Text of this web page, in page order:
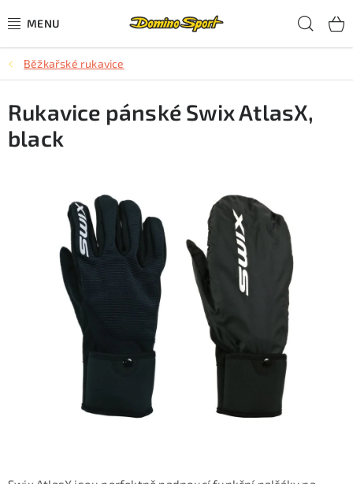
na
CYKLISTIKA
SJEZDOVÉ LYŽOVÁNÍ
SKIALPOVÉ LYŽOVÁNÍ
OBLEČENÍ A OBUV
TIPY NA DÁRKY
Běžkařské rukavice
Rukavice pánské Swix AtlasX,
black